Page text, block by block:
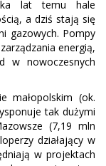
lat temu hale
a dziś stają się
gazowych. Pompy
energią,
w nowoczesnych
małopolskim (ok.
tak dużymi
(7,19 mln
działający w
w projektach